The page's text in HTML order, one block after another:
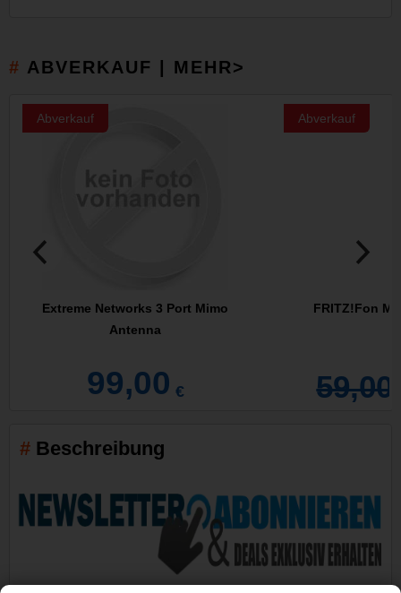
ABVERKAUF | MEHR>
Abverkauf
Extreme Networks 3 Port Mimo
Antenna
99,00 €
Abverkauf
FRITZ!Fon
59,00
Beschreibung